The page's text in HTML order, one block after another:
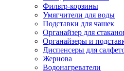
Фильтр-корзины
Умягчители для воды
Подставки для чашек
Органайзер для
Органайзеры и
Диспенсеры для
Жернова
Водонагреватели